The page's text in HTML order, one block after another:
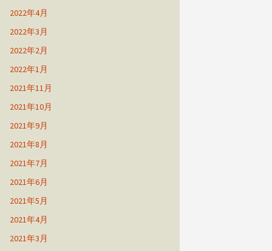
2022年4月
2022年3月
2022年2月
2022年1月
2021年11月
2021年10月
2021年9月
2021年8月
2021年7月
2021年6月
2021年5月
2021年4月
2021年3月